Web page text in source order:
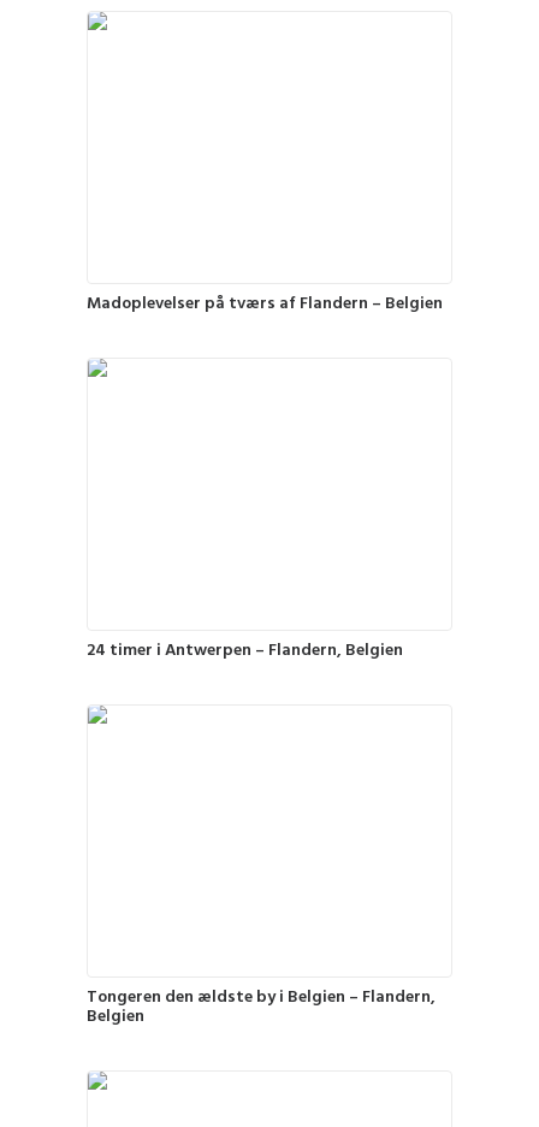
Madoplevelser på tværs af Flandern – Belgien
24 timer i Antwerpen – Flandern, Belgien
Tongeren den ældste by i Belgien – Flandern,
Belgien